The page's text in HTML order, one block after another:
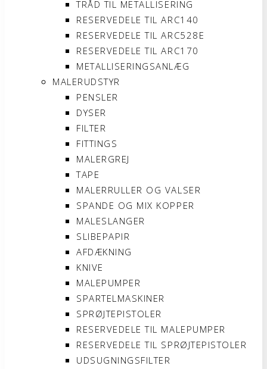
TRÅD TIL METALLISERING
RESERVEDELE TIL ARC140
RESERVEDELE TIL ARC528E
RESERVEDELE TIL ARC170
METALLISERINGSANLÆG
MALERUDSTYR
PENSLER
DYSER
FILTER
FITTINGS
MALERGREJ
TAPE
MALERRULLER OG VALSER
SPANDE OG MIX KOPPER
MALESLANGER
SLIBEPAPIR
AFDÆKNING
KNIVE
MALEPUMPER
SPARTELMASKINER
SPRØJTEPISTOLER
RESERVEDELE TIL MALEPUMPER
RESERVEDELE TIL SPRØJTEPISTOLER
UDSUGNINGSFILTER